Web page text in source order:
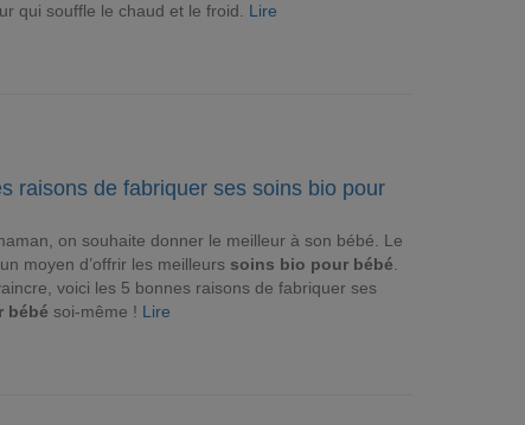
qui souffle le chaud et le froid. Lire
raisons de fabriquer ses soins bio pour
on souhaite donner le meilleur à son bébé. Le
moyen d’offrir les meilleurs soins bio pour bébé
voici les 5 bonnes raisons de fabriquer ses
bébé soi-même ! Lire